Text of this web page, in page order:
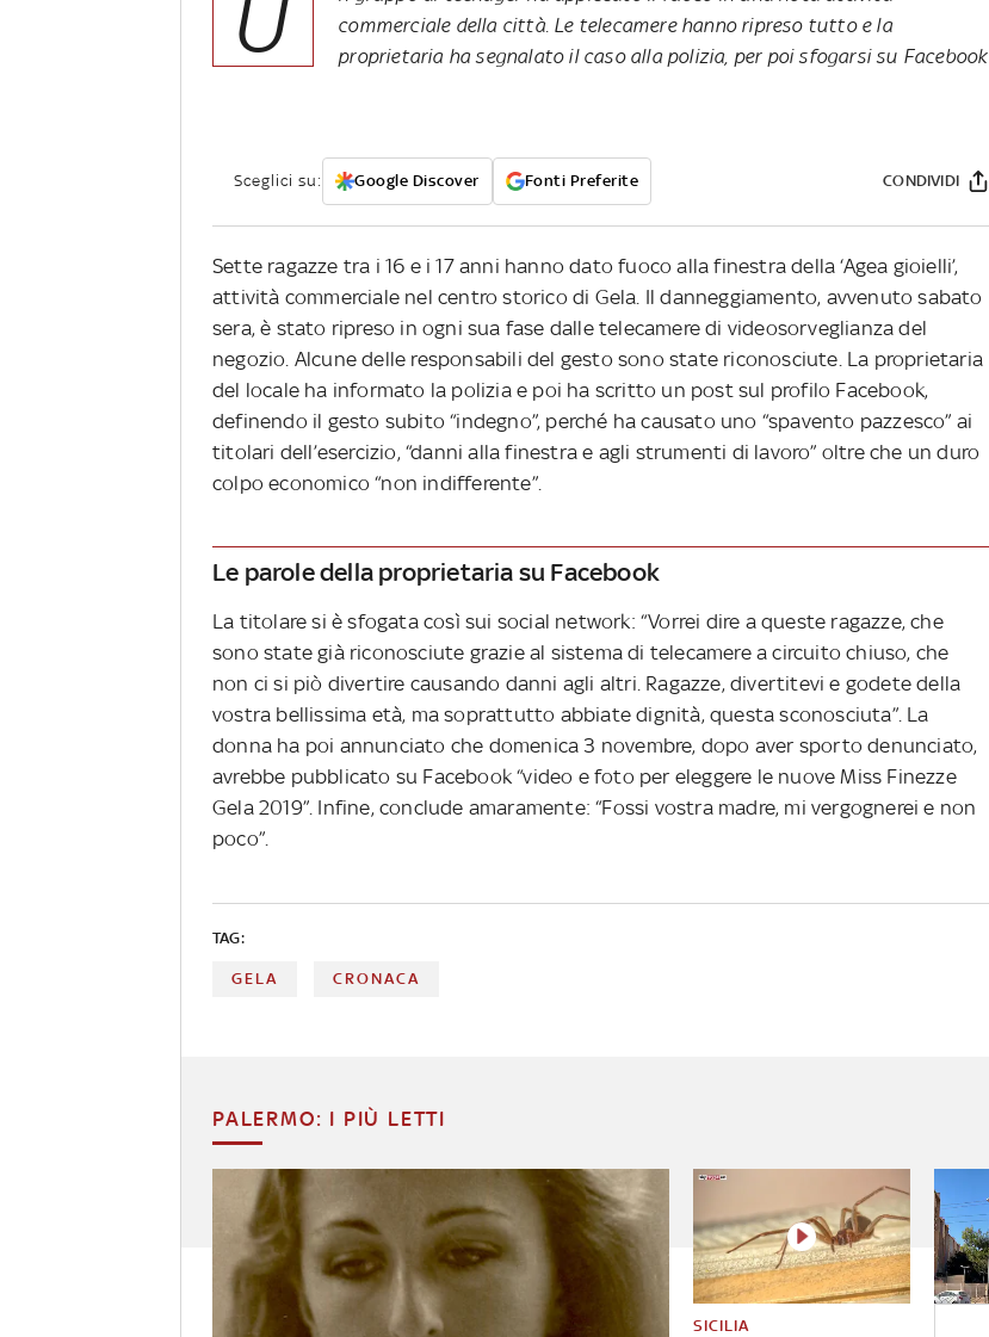
U
commerciale della città. Le telecamere hanno ripreso tutto e la
proprietaria ha segnalato il caso alla polizia, per poi sfogarsi su Facebook
Sceglici su: Google Discover Fonti Preferite CONDIVIDI
Sette ragazze tra i 16 e i 17 anni hanno dato fuoco alla finestra della ‘Agea gioielli’,
attività commerciale nel centro storico di Gela. Il danneggiamento, avvenuto sabato
sera, è stato ripreso in ogni sua fase dalle telecamere di videosorveglianza del
negozio. Alcune delle responsabili del gesto sono state riconosciute. La proprietaria
del locale ha informato la polizia e poi ha scritto un post sul profilo Facebook,
definendo il gesto subito “indegno”, perché ha causato uno “spavento pazzesco” ai
titolari dell’esercizio, “danni alla finestra e agli strumenti di lavoro” oltre che un duro
colpo economico “non indifferente”.
Le parole della proprietaria su Facebook
La titolare si è sfogata così sui social network: “Vorrei dire a queste ragazze, che
sono state già riconosciute grazie al sistema di telecamere a circuito chiuso, che
non ci si piò divertire causando danni agli altri. Ragazze, divertitevi e godete della
vostra bellissima età, ma soprattutto abbiate dignità, questa sconosciuta”. La
donna ha poi annunciato che domenica 3 novembre, dopo aver sporto denunciato,
avrebbe pubblicato su Facebook “video e foto per eleggere le nuove Miss Finezze
Gela 2019”. Infine, conclude amaramente: “Fossi vostra madre, mi vergognerei e non
poco”.
TAG:
GELA CRONACA
PALERMO: I PIÙ LETTI
SICILIA